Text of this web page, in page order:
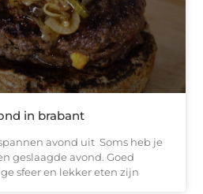
in brabant
avond uit Soms heb je
geslaagde avond. Goed
sfeer en lekker eten zijn